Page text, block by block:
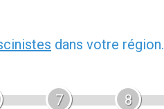
dans votre région.
7 8